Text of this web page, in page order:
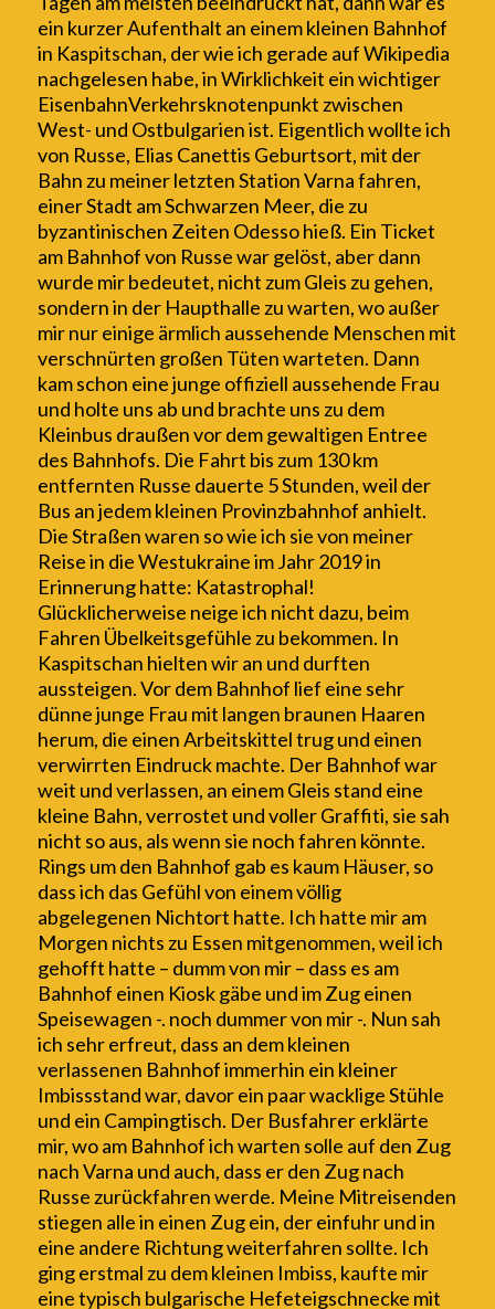
ein kurzer Aufenthalt an einem kleinen Bahnhof
in Kaspitschan, der wie ich gerade auf Wikipedia
nachgelesen habe, in Wirklichkeit ein wichtiger
EisenbahnVerkehrsknotenpunkt zwischen
West- und Ostbulgarien ist. Eigentlich wollte ich
von Russe, Elias Canettis Geburtsort, mit der
Bahn zu meiner letzten Station Varna fahren,
einer Stadt am Schwarzen Meer, die zu
byzantinischen Zeiten Odesso hieß. Ein Ticket
am Bahnhofvon Russewar gelöst, aber dann
wurde mir bedeutet, nicht zum Gleis zu gehen,
sondern in der Haupthalle zu warten, wo außer
mir nur einige ärmlich aussehende Menschen mit
verschnürten großen Tüten warteten. Dann
kam schon eine junge offiziell aussehende Frau
und holte uns ab und brachte uns zu dem
Kleinbus draußen vor dem gewaltigen Entree
des Bahnhofs. Die Fahrt bis zum 130 km
entfernten Russe dauerte 5Stunden, weil der
Bus an jedem kleinen Provinzbahnhof anhielt.
Die Straßen waren so wie ich sie von meiner
Reise in die Westukraine im Jahr 2019 in
Erinnerung hatte: Katastrophal!
Glücklicherweise neige ich nicht dazu, beim
Fahren Übelkeitsgefühle zu bekommen. In
Kaspitschan hielten wir an und durften
aussteigen. Vor dem Bahnhof lief eine sehr
dünne junge Frau mit langen braunen Haaren
herum, die einen Arbeitskittel trug und einen
verwirrten Eindruck machte. Der Bahnhof war
weit und verlassen, an einem Gleis stand eine
kleine Bahn, verrostet und voller Graffiti, sie sah
nicht so aus, als wenn sie noch fahren könnte.
Rings um den Bahnhof gab es kaum Häuser, so
dass ich das Gefühl von einem völlig
abgelegenen Nichtort hatte. Ich hatte mir am
Morgen nichts zu Essen mitgenommen, weil ich
gehofft hatte – dumm von mir – dass es am
Bahnhof einen Kiosk gäbe und im Zug einen
Speisewagen -. noch dummer von mir -. Nun sah
ich sehr erfreut, dass an dem kleinen
verlassenen Bahnhof immerhin ein kleiner
Imbissstand war, davor ein paar wacklige Stühle
und ein Campingtisch. Der Busfahrer erklärte
mir, wo am Bahnhof ich warten solle auf den Zug
nach Varna und auch, dass er den Zug nach
Russe zurückfahren werde. Meine Mitreisenden
stiegen alle in einen Zug ein, der einfuhr und in
eine andere Richtung weiterfahren sollte. Ich
ging erstmal zu dem kleinen Imbiss, kaufte mir
eine typisch bulgarische Hefeteigschnecke mit